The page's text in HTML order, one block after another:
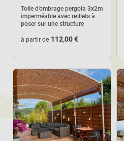
Toile d'ombrage pergola 3x2m
imperméable avec œillets à
poser sur une structure
à partir de 112,00 €